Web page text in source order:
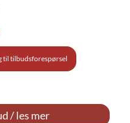
til tilbudsforespørsel
/ les mer